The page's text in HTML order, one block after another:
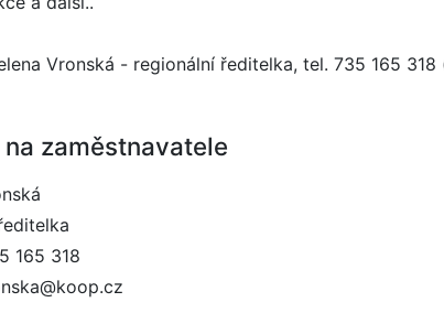
Vronská - regionální ředitelka, tel. 735 165
zaměstnavatele
165 318